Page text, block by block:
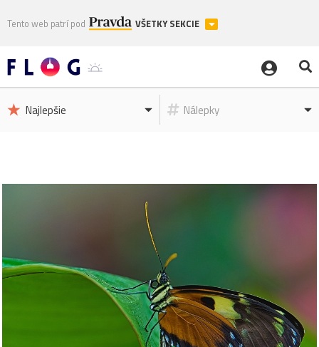
Tento web patrí pod VŠETKY SEKCIE
Najlepšie Nálepky